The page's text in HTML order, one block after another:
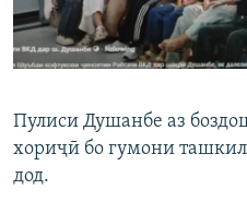
Пулиси Душанбе аз
хориҷӣ бо гумони
дод.